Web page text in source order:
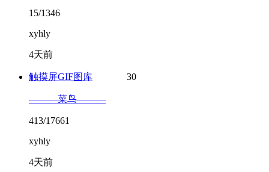
15/1346
xyhly
4天前
触摸屏GIF图库 30
———菜鸟———
413/17661
xyhly
4天前